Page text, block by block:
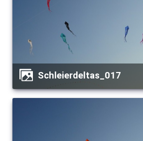
Schleierdeltas_017